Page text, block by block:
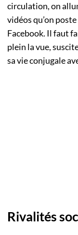
circulation, on
vidéos qu’on
Facebook. Il faut
plein la vue,
sa vie conjugale
Rivalités